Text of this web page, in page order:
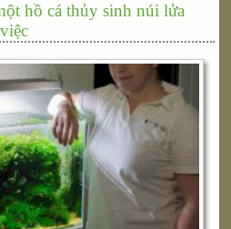
hồ cá thủy sinh núi lửa